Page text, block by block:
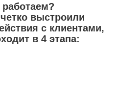
выстроили
с клиентами,
в 4 этапа: